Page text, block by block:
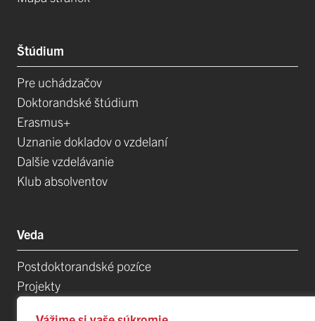
Štúdium
Pre uchádzačov
Doktorandské štúdium
Erasmus+
Uznanie dokladov o vzdelaní
Dalšie vzdelávanie
Klub absolventov
Veda
Postdoktorandské pozíce
Projekty
Špičkové tímy